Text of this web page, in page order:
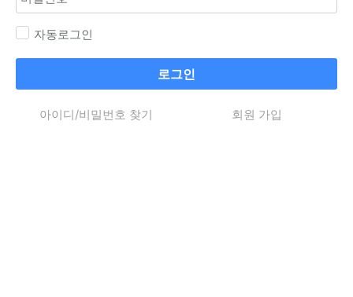
자동로그인
로그인
아이디/비밀번호 찾기 회원 가입